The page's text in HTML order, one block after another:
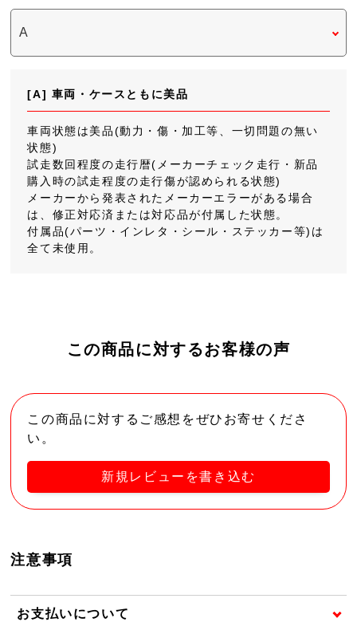
[A] 車両・ケースともに美品
車両状態は美品(動力・傷・加工等、一切問題の無い
状態)
試走数回程度の走行暦(メーカーチェック走行・新品
購入時の試走程度の走行傷が認められる状態)
メーカーから発表されたメーカーエラーがある場合
は、修正対応済または対応品が付属した状態。
付属品(パーツ・インレタ・シール・ステッカー等)は
全て未使用。
この商品に対するお客様の声
この商品に対するご感想をぜひお寄せくださ
い。
新規レビューを書き込む
注意事項
お支払いについて